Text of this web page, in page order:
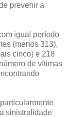
prevenir a
igual período
(menos 313),
cinco) e 218
de vítimas
sinistralidade